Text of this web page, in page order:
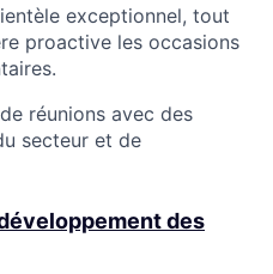
exceptionnel, tout
proactive les occasions
réunions avec des
secteur et de
des